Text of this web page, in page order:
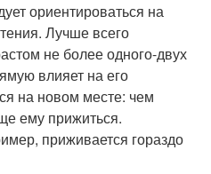
ориентироваться на
Лучше всего
не более одного-двух
влияет на его
на новом месте: чем
ему прижиться.
приживается гораздо